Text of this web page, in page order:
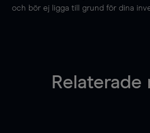
och bör ej ligga till grund för dina